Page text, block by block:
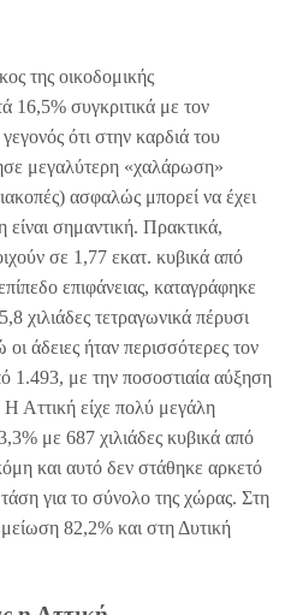
της οικοδομικής
16,5% συγκριτικά με τον
ότι στην καρδιά του
μεγαλύτερη «χαλάρωση»
ασφαλώς μπορεί να έχει
σημαντική. Πρακτικά,
σε 1,77 εκατ. κυβικά από
επιφάνειας, καταγράφηκε
χιλιάδες τετραγωνικά πέρυσι
άδειες ήταν περισσότερες τον
1.493, με την ποσοστιαία αύξηση
Αττική είχε πολύ μεγάλη
με 687 χιλιάδες κυβικά από
και αυτό δεν στάθηκε αρκετό
για το σύνολο της χώρας. Στη
82,2% και στη Δυτική